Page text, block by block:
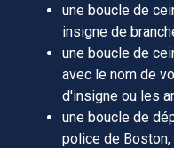
une boucle de
insigne de
une boucle de
avec le nom de
d'insigne ou les
une boucle de
police de